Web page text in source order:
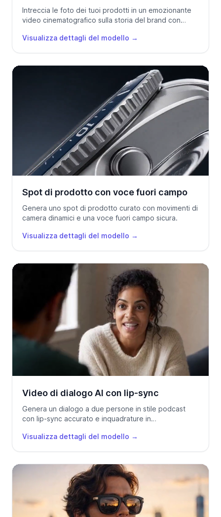
Intreccia le foto dei tuoi prodotti in un emozionante
video cinematografico sulla storia del brand con
Visualizza dettagli del modello →
Spot di prodotto con voce fuori campo
Genera uno spot di prodotto curato con movimenti di
camera dinamici e una voce fuori campo sicura.
Visualizza dettagli del modello →
Video di dialogo AI con lip-sync
Genera un dialogo a due persone in stile podcast
con lip-sync accurato e inquadrature in
personaggi con Seedance 2.0.
Visualizza dettagli del modello →